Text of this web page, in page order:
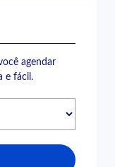
agendar
e fácil.